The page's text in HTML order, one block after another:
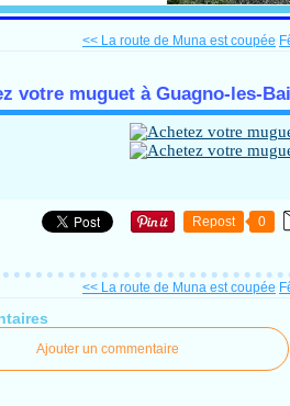
<< La route de Muna est coupée
votre muguet à Guagno-les-
Repost 0
<< La route de Muna est coupée
Ajouter un commentaire